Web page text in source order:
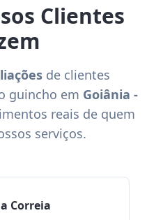
Clientes
de clientes
guincho em Goiânia -
reais de quem
serviços.
Correia